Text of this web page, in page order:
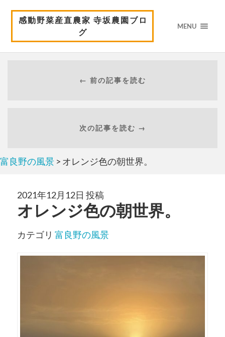
感動野菜産直農家 寺坂農園ブロ
グ
MENU
← 前の記事を読む
次の記事を読む →
富良野の風景 > オレンジ色の朝世界。
2021年12月12日 投稿
オレンジ色の朝世界。
カテゴリ 富良野の風景